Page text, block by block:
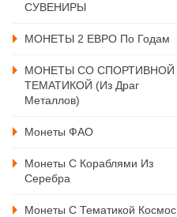
СУВЕНИРЫ
МОНЕТЫ 2 ЕВРО По Годам
МОНЕТЫ СО СПОРТИВНОЙ
ТЕМАТИКОЙ (из Драг
Металлов)
Монеты ФАО
Монеты С Кораблями Из
Серебра
Монеты С Тематикой Космос